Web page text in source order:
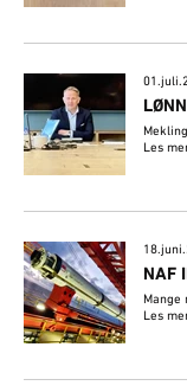
Les
NAF
Les